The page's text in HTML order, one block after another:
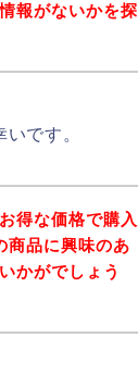
報がないかを探
です。
得な価格で購入
商品に興味のあ
かがでしょう